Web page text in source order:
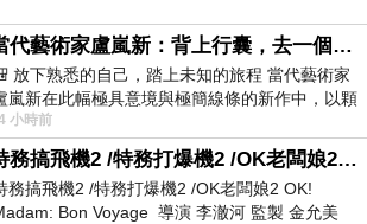
統
當代藝術家盧嵐新：背上行囊，去一個沒有人認識你的地方——看風景，也遇見渴望出發的自己
放下熟悉的自己，踏上未知的旅程 當代藝術家
嵐新在此幅極具意境與極簡線條的新作中，以顆
感豐富的灰綠粗糙背景，搭配凝練且具
小時前
特務搞飛機2 /特務打爆機2 /OK老闆娘2 OK! Madam: Bon Voyage
務搞飛機2 /特務打爆機2 /OK老闆娘2 OK!
Bon Voyage 導演 李澈河 監製 金允美